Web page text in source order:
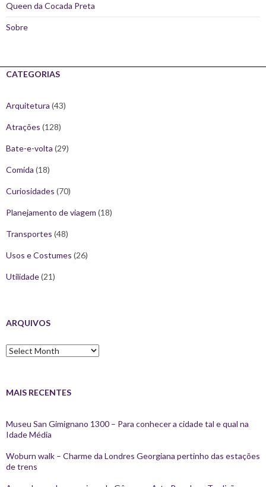
Queen da Cocada Preta
Sobre
CATEGORIAS
Arquitetura (43)
Atrações (128)
Bate-e-volta (29)
Comida (18)
Curiosidades (70)
Planejamento de viagem (18)
Transportes (48)
Usos e Costumes (26)
Utilidade(21)
ARQUIVOS
Arquivos
MAIS RECENTES
Museu San Gimignano 1300 – Para conhecer a cidade tal e qual na
Idade Média
Woburn walk – Charme da Londres Georgiana pertinho das estações
de trens